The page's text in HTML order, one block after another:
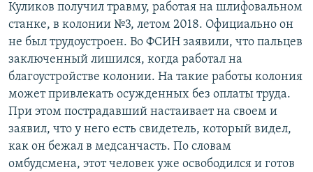
Куликов получил травму, работая на шлифовальном
станке, в колонии №3, летом 2018. Официально он
не был трудоустроен. Во ФСИН заявили, что пальцев
заключенный лишился, когда работал на
благоустройстве колонии. На такие работы колония
может привлекать осужденных без оплаты труда.
При этом пострадавший настаивает на своем и
заявил, что у него есть свидетель, который видел,
как он бежал в медсанчасть. По словам
омбудсмена, этот человек уже освободился и готов